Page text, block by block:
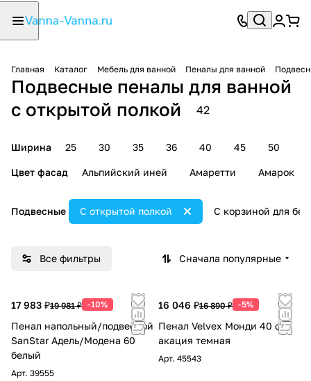
Главная Каталог Мебель для ванной Пеналы для ванной
Подвесные пеналы для ванной
с открытой полкой
42
Ширина 25 30 35 36 40 45 50
Цвет фасад Альпийский иней Амаретти Амарок
Подвесные С открытой полкой С корзиной для
Все фильтры Сначала популярные
17 983 ₽19 981 ₽ -10%
Пенал напольный/подвесной
SanStar Адель/Модена 60
белый
Арт. 39555
16 046 ₽16 890 ₽ -5%
Пенал Velvex Монди 40 см,
акация темная
Арт. 45543